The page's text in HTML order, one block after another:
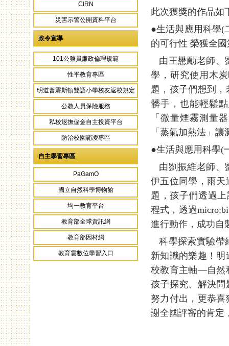
CIRN
災害示警公開資料平台
政令宣導
101公務員廉政倫理規範
性平教育專區
明道普霖斯頓雙語小學校友返校規定
公教人員保險服務
私校退撫儲金自主投資平台
防治校園霸凌專區
自主學習專區
PaGamO
國立自然科學博物館
均一教育平台
教育部全球資訊網
教育部因材網
教育雲數位學習入口
此次獲獎的作品如
●生活與應用科學(
的可行性 榮獲全
由王懋勳老師、
學，研究使用木
題，孩子們想到
髒手，也能輕鬆
「微量煙霧測量
「蒸氣加熱法」
●生活與應用科學(
由劉振維老師、
伊五位同學，雨
題，孩子們透過
程式，透過
進行動作，成功自
科學探索實驗帶
新知識的樂趣！
校教育主軸—自然
孩子探究、解決
努力付出，更恭
謝全國評審的肯定